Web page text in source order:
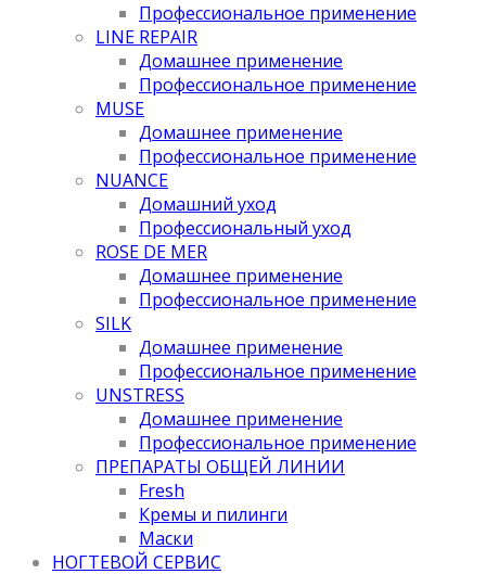
Профессиональное применение
LINE REPAIR
Домашнее применение
Профессиональное применение
MUSE
Домашнее применение
Профессиональное применение
NUANCE
Домашний уход
Профессиональный уход
ROSE DE MER
Домашнее применение
Профессиональное применение
SILK
Домашнее применение
Профессиональное применение
UNSTRESS
Домашнее применение
Профессиональное применение
ПРЕПАРАТЫ ОБЩЕЙ ЛИНИИ
Fresh
Кремы и пилинги
Маски
НОГТЕВОЙ СЕРВИС